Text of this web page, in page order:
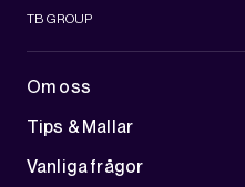
TB GROUP
Om oss
Tips & Mallar
Vanliga frågor